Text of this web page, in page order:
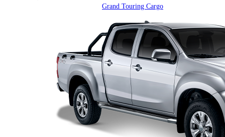
Grand Touring Cargo